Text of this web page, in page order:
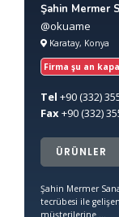
Şahin Mermer
@okuame
Karatay, Konya
Firma şu an
Tel +90(332)
Fax+90(332)
ÜRÜNLER
Şahin Mermer
tecrübesi ile
müşterilerine ...